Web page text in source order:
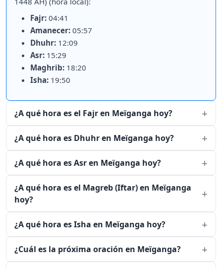
Fajr: 04:41
Amanecer: 05:57
Dhuhr: 12:09
Asr: 15:29
Maghrib: 18:20
Isha: 19:50
¿A qué hora es el Fajr en Meïganga hoy?
¿A qué hora es Dhuhr en Meïganga hoy?
¿A qué hora es Asr en Meïganga hoy?
¿A qué hora es el Magreb (Iftar) en Meïganga
hoy?
¿A qué hora es Isha en Meïganga hoy?
¿Cuál es la próxima oración en Meïganga?